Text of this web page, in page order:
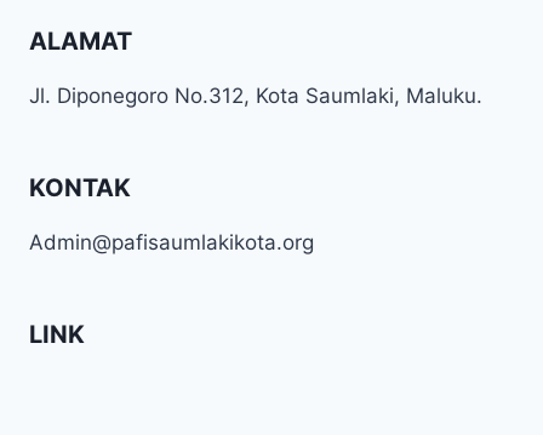
ALAMAT
Jl. Diponegoro No.312, Kota Saumlaki, Maluku.
KONTAK
Admin@pafisaumlakikota.org
LINK